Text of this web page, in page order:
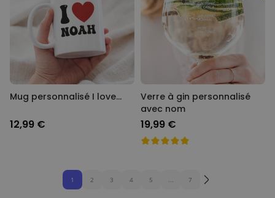
Mug personnalisé I love…
12,99 €
Verre à gin personnalisé
avec nom
19,99 €
1 2 3 4 5 ... 7